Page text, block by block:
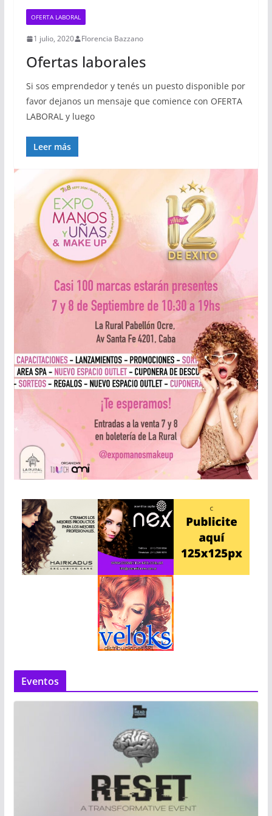
OFERTA LABORAL
1 julio, 2020 Florencia Bazzano
Ofertas laborales
Si sos emprendedor y tenés un puesto disponible por
favor dejanos un mensaje que comience con OFERTA
LABORAL y luego
Leer más
Eventos